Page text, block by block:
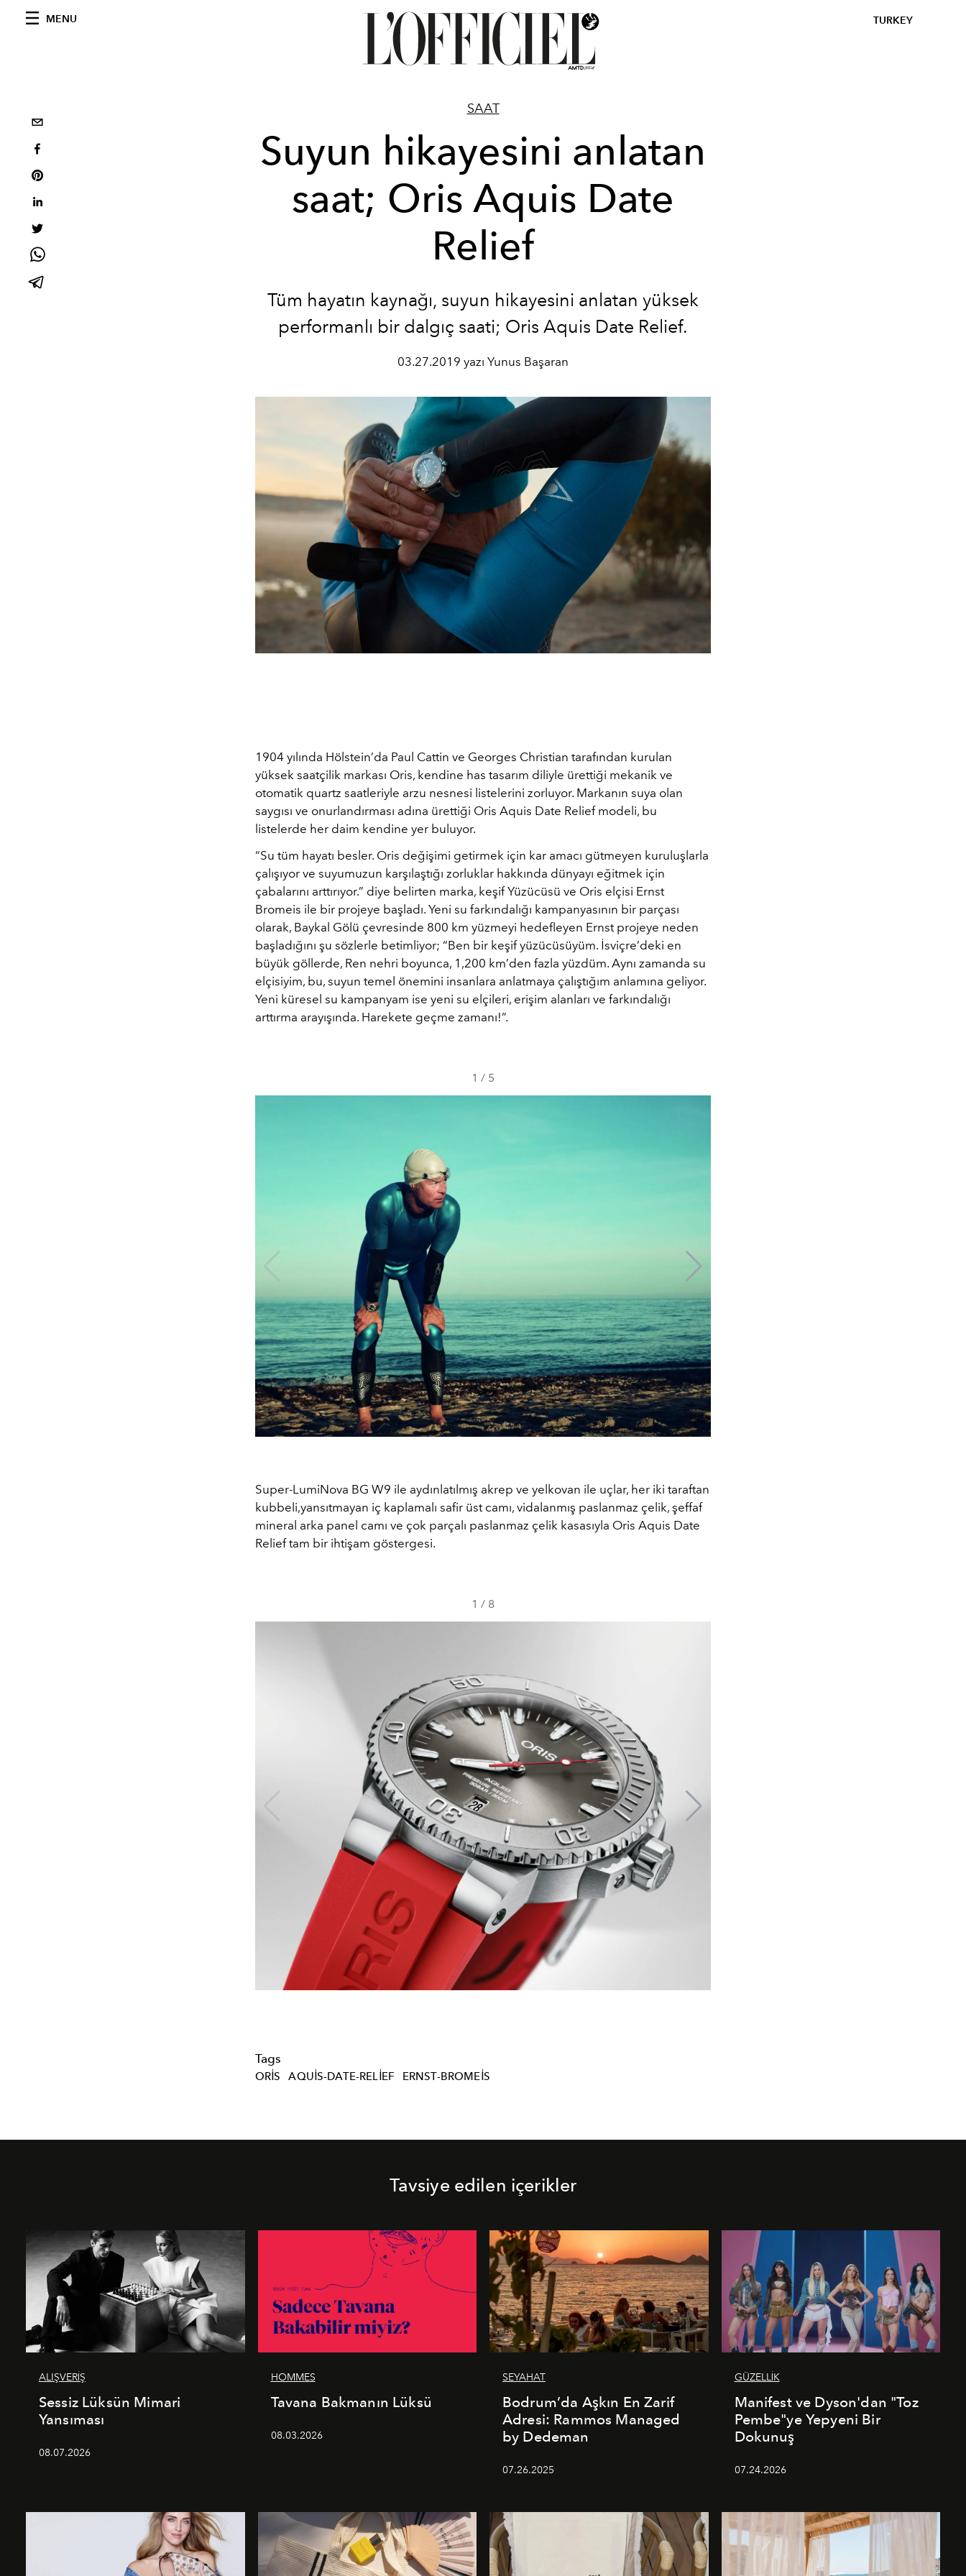
MENU TURKEY
SAAT
Suyun hikayesini anlatan
saat; Oris Aquis Date
Relief
Tüm hayatın kaynağı, suyun hikayesini anlatan yüksek
performanlı bir dalgıç saati; Oris Aquis Date Relief.
03.27.2019 yazı Yunus Başaran
1904 yılında Hölstein’da Paul Cattin ve Georges Christian tarafından kurulan
yüksek saatçilik markası Oris, kendine has tasarım diliyle ürettiği mekanik ve
otomatik quartz saatleriyle arzu nesnesi listelerini zorluyor. Markanın suya olan
saygısı ve onurlandırması adına ürettiği Oris Aquis Date Relief modeli, bu
listelerde her daim kendine yer buluyor.
“Su tüm hayatı besler. Oris değişimi getirmek için kar amacı gütmeyen kuruluşlarla
çalışıyor ve suyumuzun karşılaştığı zorluklar hakkında dünyayı eğitmek için
çabalarını arttırıyor.” diye belirten marka, keşif Yüzücüsü ve Oris elçisi Ernst
Bromeis ile bir projeye başladı. Yeni su farkındalığı kampanyasının bir parçası
olarak, Baykal Gölü çevresinde 800 km yüzmeyi hedefleyen Ernst projeye neden
başladığını şu sözlerle betimliyor; “Ben bir keşif yüzücüsüyüm. İsviçre’deki en
büyük göllerde, Ren nehri boyunca, 1,200 km’den fazla yüzdüm. Aynı zamanda su
elçisiyim, bu, suyun temel önemini insanlara anlatmaya çalıştığım anlamına geliyor.
Yeni küresel su kampanyam ise yeni su elçileri, erişim alanları ve farkındalığı
arttırma arayışında. Harekete geçme zamanı!”.
1 / 5
Super-LumiNova BG W9 ile aydınlatılmış akrep ve yelkovan ile uçlar, her iki taraftan
kubbeli,yansıtmayan iç kaplamalı safir üst camı, vidalanmış paslanmaz çelik, şeffaf
mineral arka panel camı ve çok parçalı paslanmaz çelik kasasıyla Oris Aquis Date
Relief tam bir ihtişam göstergesi.
1 / 8
Tags
ORIS AQUIS-DATE-RELIEF ERNST-BROMEIS
Tavsiye edilen içerikler
ALIŞVERİŞ
Sessiz Lüksün Mimari
Yansıması
08.07.2026
HOMMES
Tavana Bakmanın Lüksü
08.03.2026
SEYAHAT
Bodrum’da Aşkın En Zarif
Adresi: Rammos Managed
by Dedeman
07.26.2025
GÜZELLİK
Manifest ve Dyson'dan "Toz
Pembe"ye Yepyeni Bir
Dokunuş
07.24.2026